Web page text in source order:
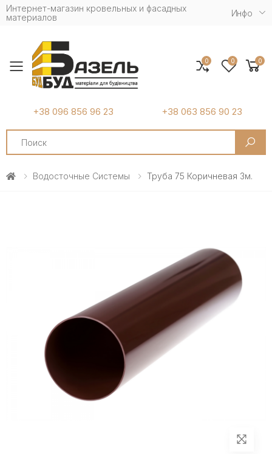
Интернет-магазин кровельных и фасадных
материалов
Инфо
Toggle mobile menu
+38 096 856 96 23 +38 063 856 90 23
Search
0 0 0
Водосточные Системы Труба 75 Коричневая 3м.